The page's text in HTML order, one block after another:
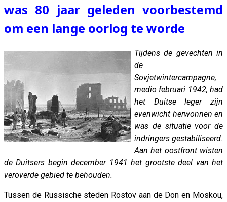
was 80 jaar geleden voorbestemd
om een ​​lange oorlog te worde
Tijdens de gevechten in
de
Sovjetwintercampagne,
medio februari 1942, had
het Duitse leger zijn
evenwicht herwonnen en
was de situatie voor de
indringers gestabiliseerd.
Aan het oostfront wisten
de Duitsers begin december 1941 het grootste deel van het
veroverde gebied te behouden.
Tussen de Russische steden Rostov aan de Don en Moskou,